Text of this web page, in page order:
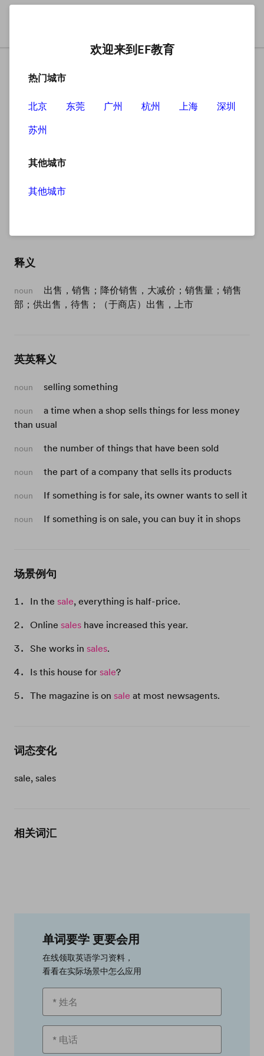
sale
释义
noun
出售，销售；降价销售，大减价；销售量；销售
部；供出售，待售；（于商店）出售，上市
英英释义
noun selling something
noun
a time when a shop sells things for less money
than usual
noun the number of things that have been sold
noun the part of a company that sells its products
noun If something is for sale, its owner wants to sell it
noun If something is on sale, you can buy it in shops
场景例句
In the sale, everything is half-price.
Online sales have increased this year.
She works in sales.
Is this house for sale?
The magazine is on sale at most newsagents.
词态变化
sale, sales
相关词汇
单词要学 更要会用
在线领取英语学习资料，
看看在实际场景中怎么应用
欢迎来到EF教育
热门城市
北京 东莞 广州 杭州 上海
深圳
苏州
其他城市
其他城市